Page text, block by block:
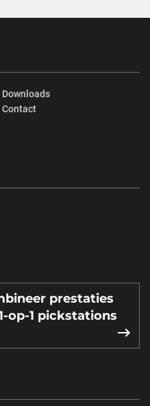
Downloads
Contact
prestaties
op-1 pickstations